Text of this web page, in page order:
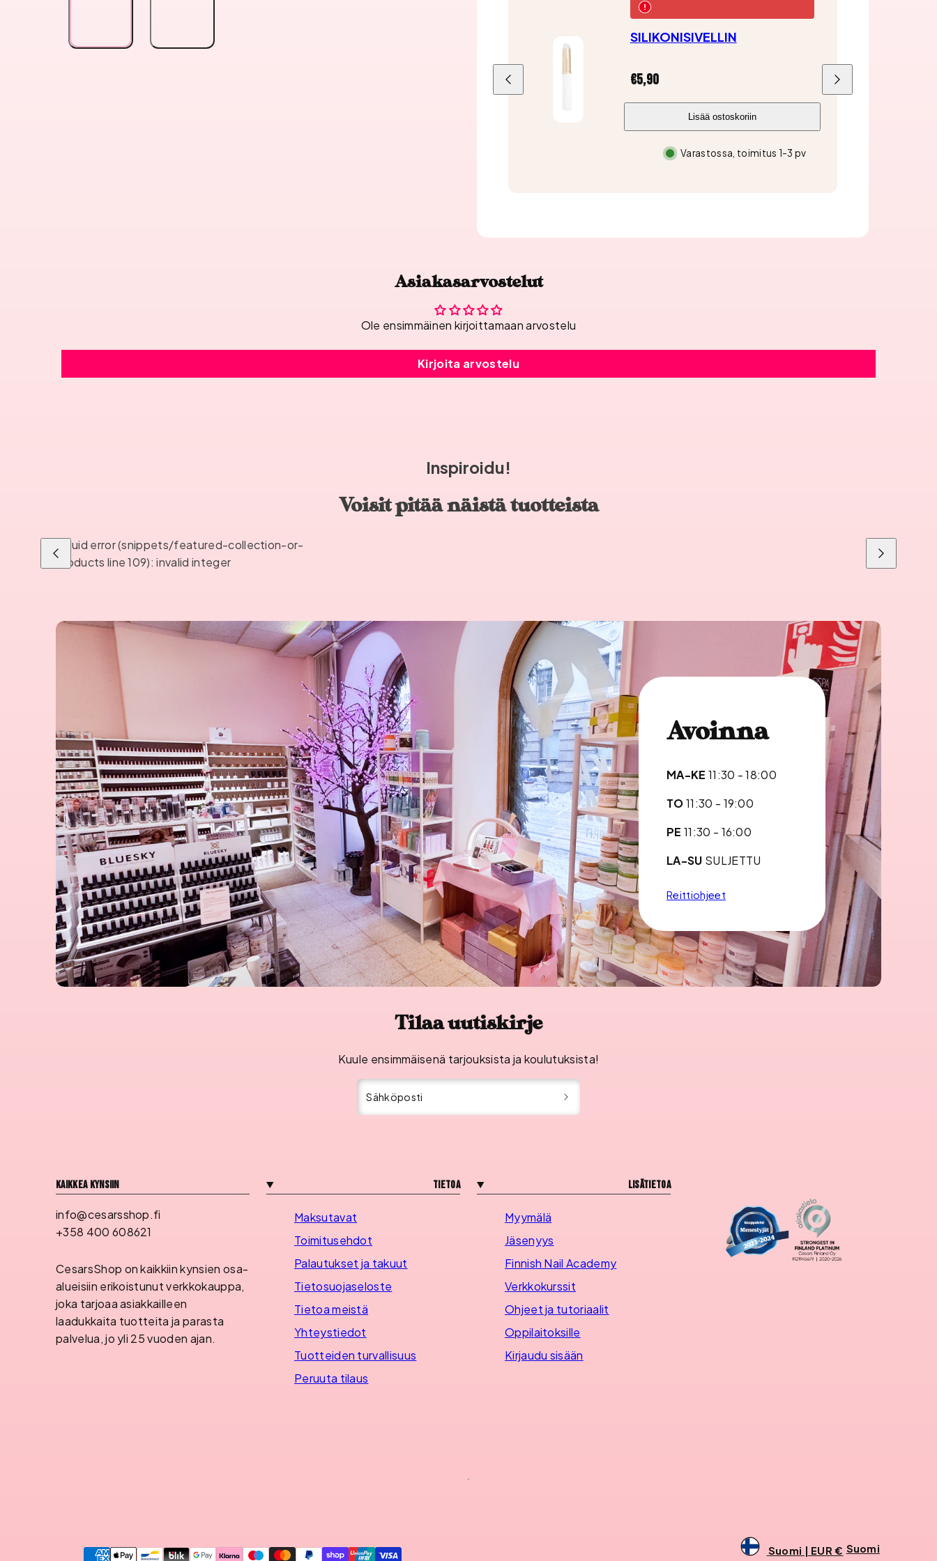
SILIKONISIVELLIN
Hinta
€5,90
Lisää ostoskoriin
Varastossa, toimitus 1-3 pv
Liu'uta
vasemmalle
Liu'uta
oikealle
Asiakasarvostelut
Ole ensimmäinen kirjoittamaan arvostelu
Kirjoita arvostelu
Inspiroidu!
Voisit pitää näistä tuotteista
Liquid error (snippets/featured-collection-or-
products line 109): invalid integer
Liu'uta
vasemmalle
Liu'uta
oikealle
Avoinna
MA-KE 11:30 - 18:00
TO11:30 - 19:00
PE 11:30 - 16:00
LA-SU SULJETTU
Reittiohjeet
Tilaa uutiskirje
Kuule ensimmäisenä tarjouksista ja koulutuksista!
Sähköposti
Kaikkea kynsiin
info@cesarsshop.fi
+358 400 608621
CesarsShop on kaikkiin kynsien osa-
alueisiin erikoistunut verkkokauppa,
joka tarjoaa asiakkailleen
laadukkaita tuotteita ja parasta
palvelua, jo yli 25 vuoden ajan.
Tietoa
Maksutavat
Toimitusehdot
Palautukset ja takuut
Tietosuojaseloste
Tietoa meistä
Yhteystiedot
Tuotteiden turvallisuus
Peruuta tilaus
Lisätietoa
Myymälä
Jäsenyys
Finnish Nail Academy
Verkkokurssit
Ohjeet ja tutoriaalit
Oppilaitoksille
Kirjaudu sisään
Maksutavat Suomi | EUR € Suomi